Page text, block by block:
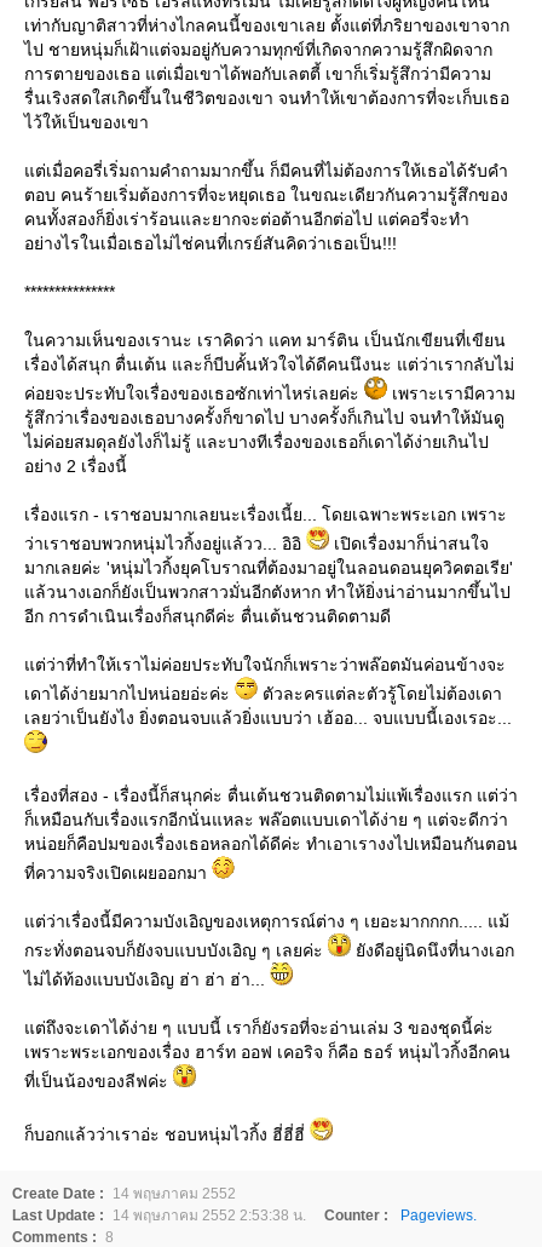
เท่ากับญาติสาวที่ห่างไกลคนนี้ของเขาเลย ตั้งแต่ที่ภริยาของเขาจาก
ไป ชายหนุ่มก็เฝ้าแต่จมอยู่กับความทุกข์ที่เกิดจากความรู้สึกผิดจาก
การตายของเธอ แต่เมื่อเขาได้พอกับเลตตี้ เขาก็เริ่มรู้สึกว่ามีความ
รื่นเริงสดใสเกิดขึ้นในชีวิตของเขา จนทำให้เขาต้องการที่จะเก็บเธอ
ไว้ให้เป็นของเขา
ต่เมื่อคอรี่เริ่มถามคำถามมากขึ้น ก็มีคนที่ไม่ต้องการให้เธอได้รับคำ
ตอบ คนร้ายเริ่มต้องการที่จะหยุดเธอ ในขณะเดียวกันความรู้สึกของ
คนทั้งสองก็ยิ่งเร่าร้อนและยากจะต่อต้านอีกต่อไป แต่คอรี่จะทำ
อย่างไรในเมื่อเธอไม่ไช่คนที่เกรย์สันคิดว่าเธอเป็น!!!
***************
นความเห็นของเรานะ เราคิดว่า แคท มาร์ติน เป็นนักเขียนที่เขียน
เรื่องได้สนุก ตื่นเต้น และก็บีบคั้นหัวใจได้ดีคนนึงนะ แต่ว่าเรากลับไม่
ค่อยจะประทับใจเรื่องของเธอซักเท่าไหร่เลยค่ะ
เพราะเรามีความ
รู้สึกว่าเรื่องของเธอบางครั้งก็ขาดไป บางครั้งก็เกินไป จนทำให้มันดู
ไม่ค่อยสมดุลยังไงก็ไม่รู้ และบางทีเรื่องของเธอก็เดาได้ง่ายเกินไป
อย่าง 2 เรื่องนี้
เรื่องแรก - เราชอบมากเลยนะเรื่องเนี้ย... โดยเฉพาะพระเอก เพราะ
ว่าเราชอบพวกหนุ่มไวกิ้งอยู่แล้วว... อิอิ
เปิดเรื่องมาก็น่าสนใจ
มากเลยค่ะ 'หนุ่มไวกิ้งยุคโบราณที่ต้องมาอยู่ในลอนดอนยุควิคตอเรีย'
ล้วนางเอกก็ยังเป็นพวกสาวมั่นอีกตังหาก ทำให้ยิ่งน่าอ่านมากขึ้นไป
อีก การดำเนินเรื่องก็สนุกดีค่ะ ตื่นเต้นชวนติดตามดี
ต่ว่าที่ทำให้เราไม่ค่อยประทับใจนักก็เพราะว่าพล๊อตมันค่อนข้างจะ
เดาได้ง่ายมากไปหน่อยอ่ะค่ะ
ตัวละครแต่ละตัวรู้โดยไม่ต้องเดา
เลยว่าเป็นยังไง ยิ่งตอนจบแล้วยิ่งแบบว่า เฮ้ออ... จบแบบนี้เองเรอะ...
เรื่องที่สอง - เรื่องนี้ก็สนุกค่ะ ตื่นเต้นชวนติดตามไม่แพ้เรื่องแรก แต่ว่า
ก็เหมือนกับเรื่องแรกอีกนั่นแหละ พล๊อตแบบเดาได้ง่าย ๆ แต่จะดีกว่า
หน่อยก็คือปมของเรื่องเธอหลอกได้ดีค่ะ ทำเอาเรางงไปเหมือนกันตอน
ที่ความจริงเปิดเผยออกมา
ต่ว่าเรื่องนี้มีความบังเอิญของเหตุการณ์ต่าง ๆ เยอะมากกกก..... แม้
กระทั่งตอนจบก็ยังจบแบบบังเอิญ ๆ เลยค่ะ
ังดีอยู่นิดนึงที่นางเอก
ไม่ได้ท้องแบบบังเอิญ ฮ่า ฮ่า ฮ่า...
ต่ถึงจะเดาได้ง่าย ๆ แบบนี้ เราก็ยังรอที่จะอ่านเล่ม 3 ของชุดนี้ค่ะ
เพราะพระเอกของเรื่อง ฮาร์ท ออฟ เคอริจ ก็คือ ธอร์ หนุ่มไวกิ้งอีกคน
ที่เป็นน้องของลีฟค่ะ
ก็บอกแล้วว่าเราอ่ะ ชอบหนุ่มไวกิ้ง ฮี่ฮี่ฮี่
Create Date :
14 พฤษภาคม 2552
Last Update :
14 พฤษภาคม 2552 2:53:38 น. Counter :
Pageviews.
Comments : 8